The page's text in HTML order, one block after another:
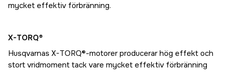
mycket effektiv förbränning.
X-TORQ®
Husqvarnas X-TORQ®-motorer producerar hög effekt och
stort vridmoment tack vare mycket effektiv förbränning